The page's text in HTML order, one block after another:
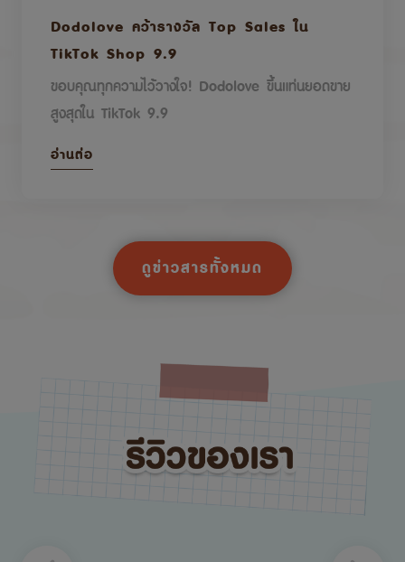
Dodolove คว้ารางวัล Top Sales ใน
TikTok Shop 9.9
ขอบคุณทุกความไว้วางใจ! Dodolove ขึ้นแท่นยอดขาย
สูงสุดใน TikTok 9.9
อ่านต่อ
ดูข่าวสารทั้งหมด